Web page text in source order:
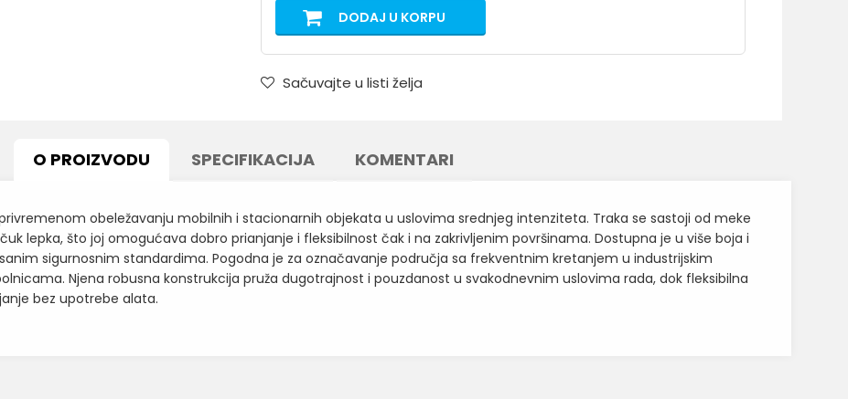
DODAJ U KORPU
Sačuvajte u listi želja
O PROIZVODU SPECIFIKACIJA KOMENTARI
obeležavanju mobilnih i stacionarnih objekata u uslovima srednjeg intenziteta. Traka se sastoji od meke
lepka, što joj omogućava dobro prianjanje i fleksibilnost čak i na zakrivljenim površinama. Dostupna je u više boja i
sigurnosnim standardima. Pogodna je za označavanje područja sa frekventnim kretanjem u industrijskim
Njena robusna konstrukcija pruža dugotrajnost i pouzdanost u svakodnevnim uslovima rada, dok fleksibilna
bez upotrebe alata.